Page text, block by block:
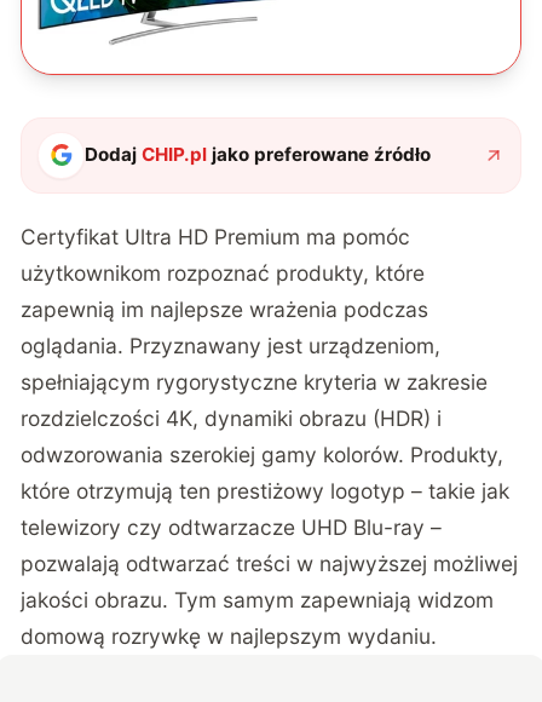
DodajCHIP.pl jako preferowane źródło
Certyfikat Ultra HD Premium ma pomóc
użytkownikom rozpoznać produkty, które
zapewnią im najlepsze wrażenia podczas
oglądania. Przyznawany jest urządzeniom,
spełniającym rygorystyczne kryteria w zakresie
rozdzielczości 4K, dynamiki obrazu (HDR) i
odwzorowania szerokiej gamy kolorów. Produkty,
które otrzymują ten prestiżowy logotyp – takie jak
telewizory czy odtwarzacze UHD Blu-ray –
pozwalają odtwarzać treści w najwyższej możliwej
jakości obrazu. Tym samym zapewniają widzom
domową rozrywkę w najlepszym wydaniu.